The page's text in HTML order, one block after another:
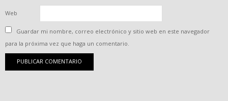
Web
Guardar mi nombre, correo electrónico y sitio web en este navegador
para la próxima vez que haga un comentario.